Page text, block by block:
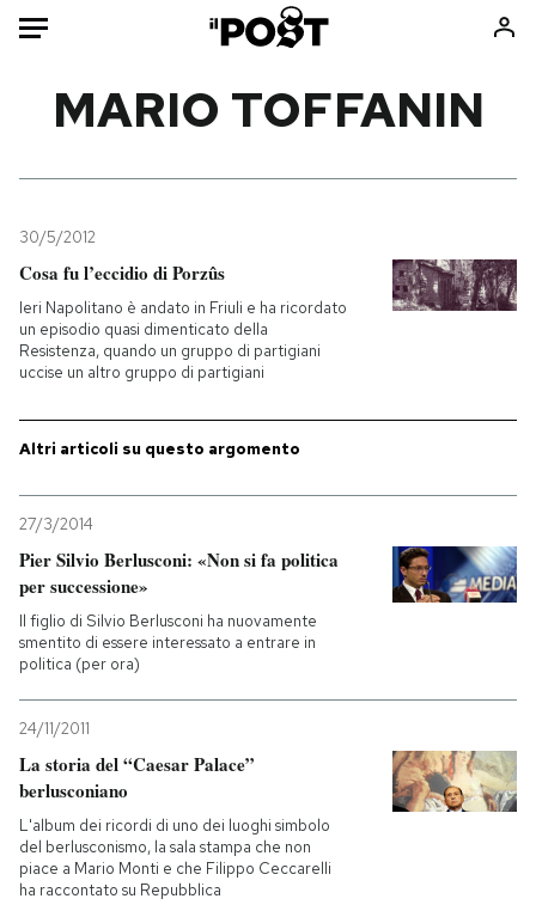
Mondo
Politica
Tecnologia
Internet
Scienza
Economia
Consumismi
Storie/Idee
PODCAST
NEWSLETTER
I MIEI PREFERITI
SHOP
CALENDARIO
MARIO TOFFANIN
30/5/2012
Cosa fu l’eccidio di Porzûs
Ieri Napolitano è andato in Friuli e ha ricordato
un episodio quasi dimenticato della
Resistenza, quando un gruppo di partigiani
uccise un altro gruppo di partigiani
Altri articoli su questo argomento
27/3/2014
Pier Silvio Berlusconi: «Non si fa politica
per successione»
Il figlio di Silvio Berlusconi ha nuovamente
smentito di essere interessato a entrare in
politica (per ora)
24/11/2011
La storia del “Caesar Palace”
berlusconiano
L'album dei ricordi di uno dei luoghi simbolo
del berlusconismo, la sala stampa che non
piace a Mario Monti e che Filippo Ceccarelli
ha raccontato su Repubblica